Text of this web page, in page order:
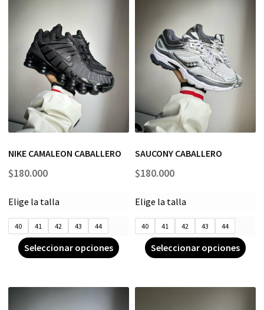
NIKE CAMALEON CABALLERO
$180.000
Elige la talla
40 41 42 43 44
Seleccionar opciones
SAUCONY CABALLERO
$180.000
Elige la talla
40 41 42 43 44
Seleccionar opciones